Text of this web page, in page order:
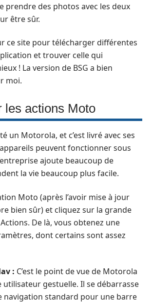
prendre des photos avec les deux
être sûr.
ce site pour télécharger différentes
et trouver celle qui
! La version de BSG a bien
moi.
les actions Moto
un Motorola, et c’est livré avec ses
peuvent fonctionner sous
ajoute beaucoup de
la vie beaucoup plus facile.
Moto (après l’avoir mise à jour
bien sûr) et cliquez sur la grande
De là, vous obtenez une
dont certains sont assez
: C’est le point de vue de Motorola
utilisateur gestuelle. Il se débarrasse
navigation standard pour une barre